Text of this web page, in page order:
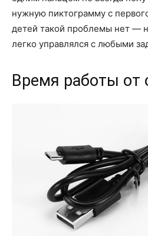
нужную пиктограмму с
детей такой проблемы нет —
легко управлялся с любыми
Время работы от